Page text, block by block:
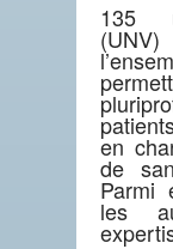
135
en
de
Parmi
les